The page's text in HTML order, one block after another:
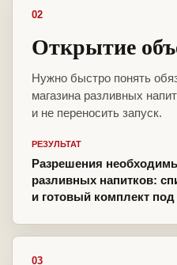
02
Открытие
Нужно быстро понять
магазина разливных
и не переносить запуск.
РЕЗУЛЬТАТ
Разрешения
разливных напитков:
и готовый комплект
03